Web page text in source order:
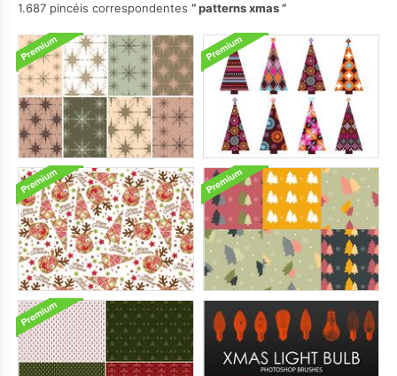
1.687 pincéis correspondentes
patterns xmas